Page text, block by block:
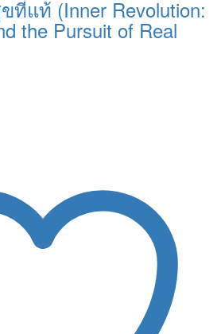
ที่แท้ (Inner Revolution:
the Pursuit of Real